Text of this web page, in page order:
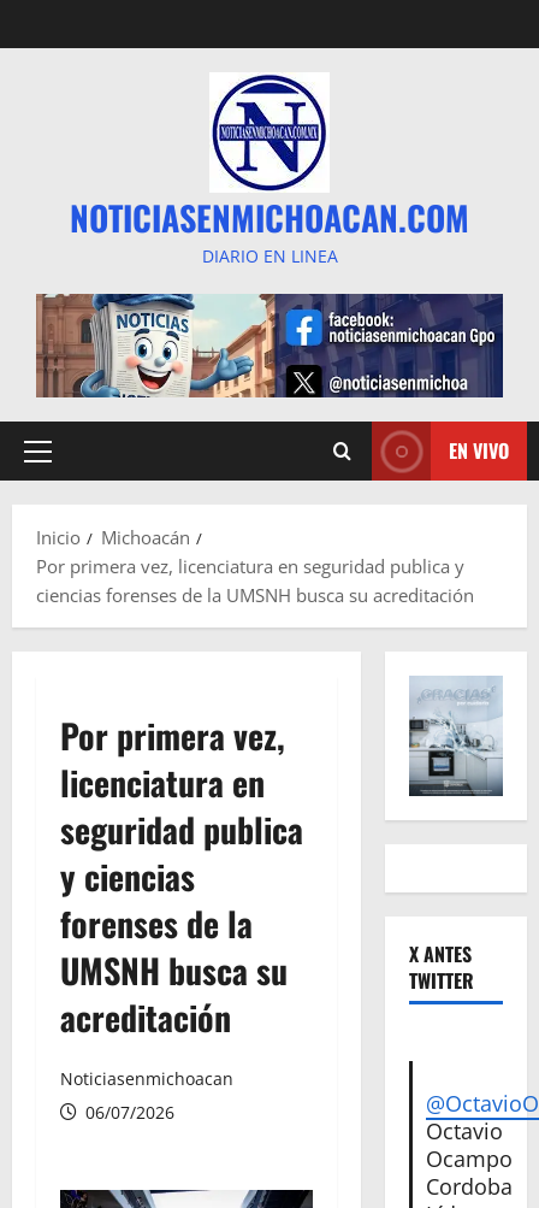
al
NOTICIASENMICHOACAN.COM
DIARIO EN LINEA
Menú
EN VIVO
Inicio
Michoacán
Por primera vez, licenciatura en seguridad publica y
ciencias forenses de la UMSNH busca su acreditación
Por primera vez,
licenciatura en
seguridad publica
y ciencias
forenses de la
UMSNH busca su
acreditación
Noticiasenmichoacan
06/07/2026
X ANTES
TWITTER
Octavio
Ocampo
Cordoba